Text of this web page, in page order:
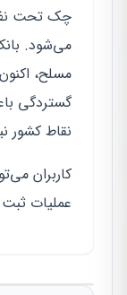
چک تحت
می‌شود.
مسلح،
گستردگی
نقاط کشور
کاربران
عملیات ثبت